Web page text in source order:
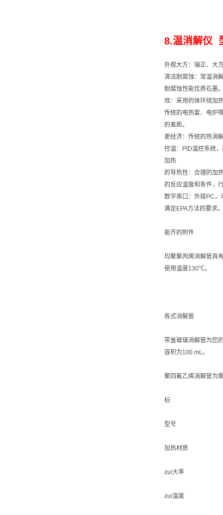
8.温消解仪
外观大方：端正、大
清洁耐腐蚀：常温消
耐腐蚀性能优质石墨
效：采用的体环绕加
传统的电热套、电炉
的差距。
更经济：传统的热消
控温：PID温控系统
加热
的导热性：合理的加
的反应温度和条件，
数字串口：外接PC，
满足EPA方法的要求。
能齐的附件
均聚聚丙烯消解管具
使用温度130℃。
各式消解管
带盖玻璃消解管为您
容积为100 mL。
聚四氟乙烯消解管为
标
型号
加热材质
zui大率
zui温度